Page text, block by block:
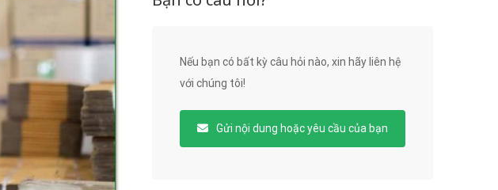
Nếu bạn có bất kỳ câu hỏi nào, xin hãy liên hệ
với chúng tôi!
Gửi nội dung hoặc yêu cầu của bạn